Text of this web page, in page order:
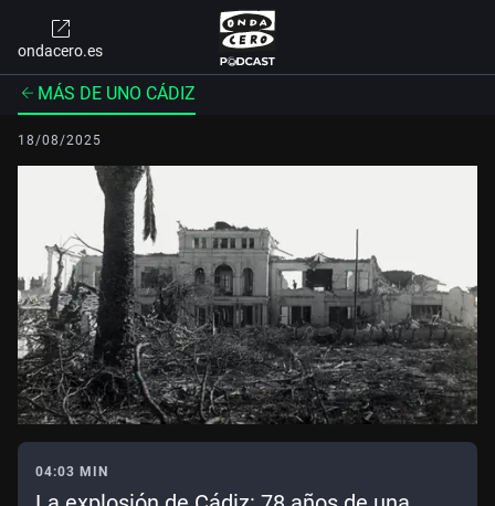
ondacero.es
MÁS DE UNO CÁDIZ
18/08/2025
04:03 MIN